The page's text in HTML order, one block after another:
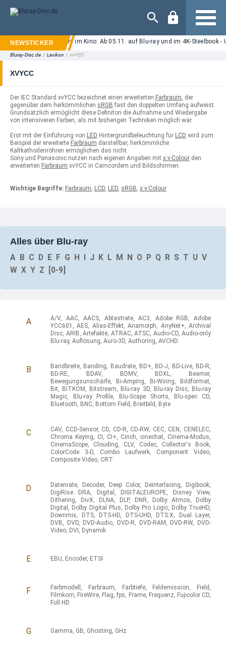
Navigation
Horror "Ice Cream Man" im Kino: Ab 05.11. auf Blu-ray und im 4K-Steelbook -
Bluray-Disc.de / Lexikon / xvYCC
XVYCC
Der IEC Standard xvYCC bezeichnet einen erweiterten Farbraum, der
gegenüber dem herkömmlichen sRGB fast den doppelten Umfang aufweist.
Grundsätzlich ermöglicht diese Definiton die Aufnahme und Wiedergabe
von intensiveren Farben, als mit bisherigen Techniken möglich war.
Erst mit der Einführung von LED Hintergrundbeleuchtung für LCD wird zum
Beispiel der erweiterte Farbraum darstellbar, herkömmliche
Kaltkathodenröhren ermöglichen das nicht.
Sony und Panasonic nutzen nach eigenen Angaben mit x.v.Colour den
erweiterten Farbraum xvYCC in Camcordern und Bildschirmen.
Wichtige Begriffe: Farbraum, LCD, LED, sRGB, x.v.Colour
Alles über Blu-ray
A B C D E F G H J K L M N O P Q R S T U V
W X Y Z [0-9]
A A/V, AAC,AACS, Abtastrate,AC3, Adobe RGB,Adobe
YCC601 ,AES, Alias-Effekt,Anamorph, AnyNet+,Archival
Disc, ARIB, Artefakte, ATRAC, ATSC, Audio-CD, Audio-only
Blu-ray, Auflösung, Auro-3D, Authoring, AVCHD
B Bandbreite, Banding, Baudrate, BD+, BD-J, BD-Live, BD-R,
BD-RE, BDAV, BDMV, BDXL, Beamer,
Bewegungsunschärfe, Bi-Amping, Bi-Wiring, Bildformat,
Bit, BITKOM , Bitstream, Blu-ray 3D, Blu-ray Disc, Blu-ray
Magic, Blu-ray Profile, Blu-Scape Shorts, Blu-spec CD,
Bluetooth, BNC, Bottom Field , Breitbild , Byte
C CAV, CCD-Sensor, CD, CD-R, CD-RW, CEC, CEN , CENELEC,
Chroma Keying, CI , CI+, Cinch, cinechat, Cinema-Modus,
CinemaScope, Clouding, CLV, Codec, Collector's Book,
ColorCode 3-D, Combo Laufwerk, Component Video,
Composite Video, CRT
D Datenrate, Decoder, Deep Color, Deinterlacing, Digibook,
DigiRise DRA, Digital , DIGITALEUROPE, Disney View,
Dithering, DivX, DLNA, DLP, DNR, Dolby Atmos,
Dolby
Digital , Dolby Digital Plus, Dolby Pro Logic, Dolby TrueHD,
Downmix, DTS, DTS-HD, DTS-UHD, DTS:X, Dual Layer,
DVB, DVD, DVD-Audio, DVD-R, DVD-RAM , DVD-RW,
DVD-
Video, DVI , Dynamik
E EBU, Encoder, ETSI
F Farbmodell , Farbraum, Farbtiefe, Feldemission, Field ,
Filmkorn, FireWire, Flag,fps, Frame, Frequenz, Fujicolor CD,
Full HD
G Gamma, GB, Ghosting, GHz